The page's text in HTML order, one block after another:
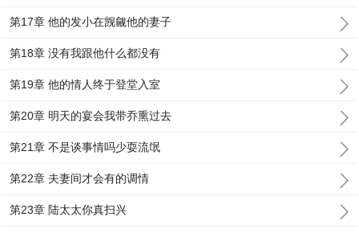
第17章 他的发小在觊觎他的妻子
第18章 没有我跟他什么都没有
第19章 他的情人终于登堂入室
第20章 明天的宴会我带乔熏过去
第21章 不是谈事情吗少耍流氓
第22章 夫妻间才会有的调情
第23章 陆太太你真扫兴